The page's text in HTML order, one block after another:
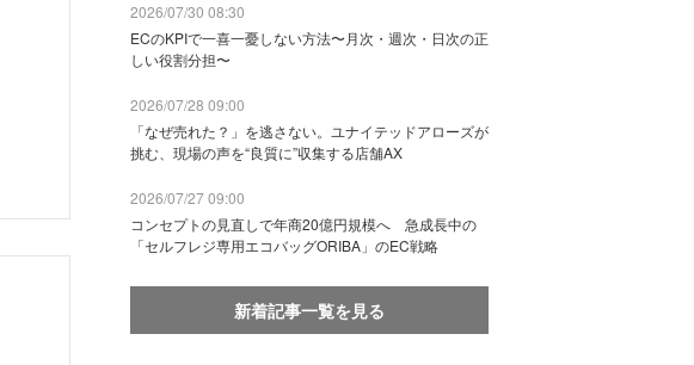
2026/07/30 08:30
ECのKPIで一喜一憂しない方法〜月次・週次・日次の正
しい役割分担〜
2026/07/28 09:00
「なぜ売れた？」を逃さない。ユナイテッドアローズが
挑む、現場の声を“良質に”収集する店舗AX
2026/07/27 09:00
コンセプトの見直しで年商20億円規模へ 急成長中の
「セルフレジ専用エコバッグORIBA」のEC戦略
新着記事一覧を見る